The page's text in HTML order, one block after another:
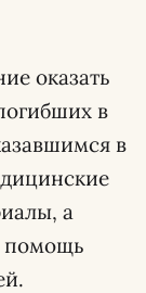
оказать
в
в
а
помощь